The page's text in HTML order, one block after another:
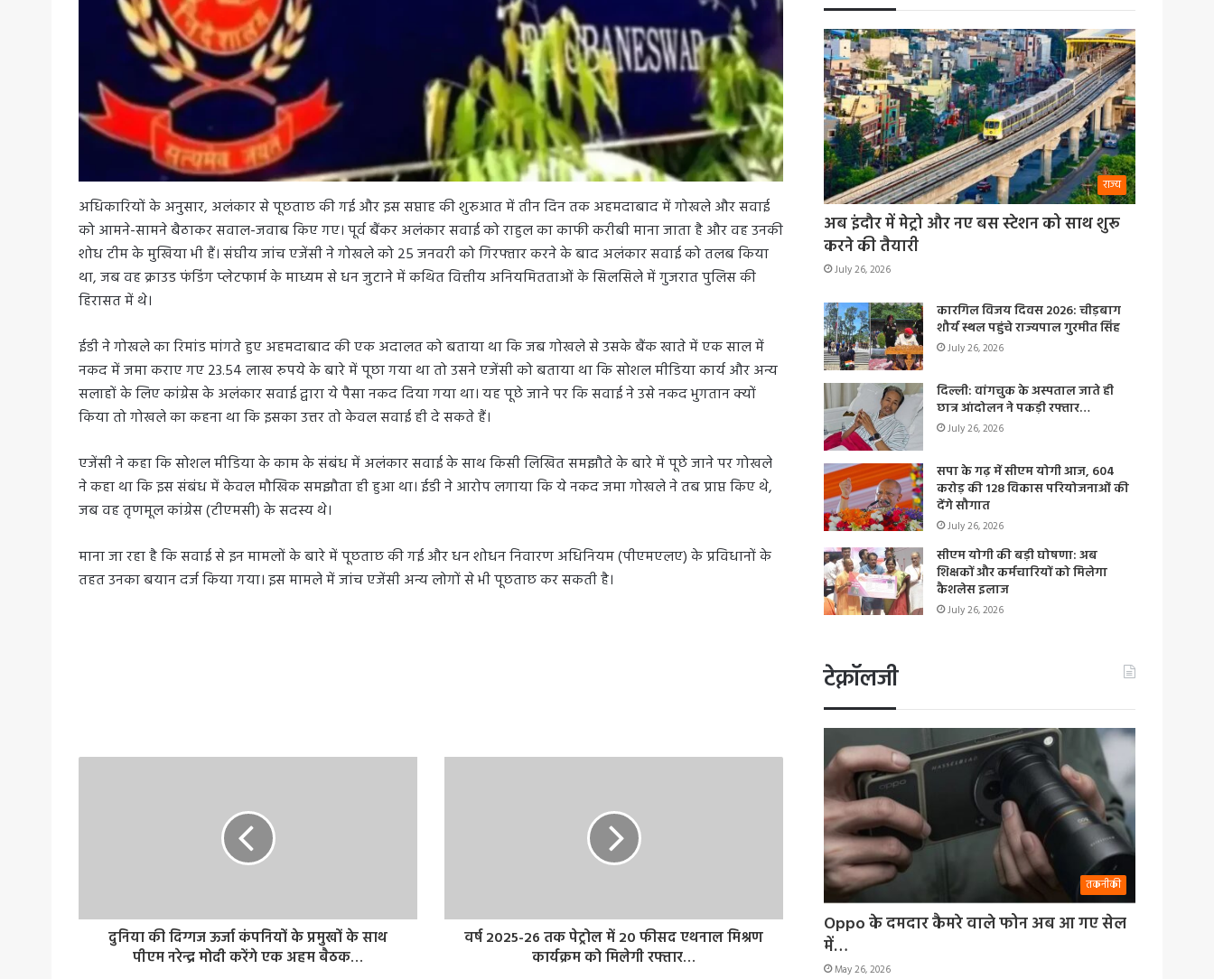
अधिकारियों के अनुसार, अलंकार से पूछताछ की गई और इस सप्ताह की शुरुआत में तीन दिन तक अहमदाबाद में गोखले और सवाई
को आमने-सामने बैठाकर सवाल-जवाब किए गए। पूर्व बैंकर अलंकार सवाई को राहुल का काफी करीबी माना जाता है और वह उनकी
शोध टीम के मुखिया भी हैं। संघीय जांच एजेंसी ने गोखले को 25 जनवरी को गिरफ्तार करने के बाद अलंकार सवाई को तलब किया
था, जब वह क्राउड फंडिंग प्लेटफार्म के माध्यम से धन जुटाने में कथित वित्तीय अनियमितताओं के सिलसिले में गुजरात पुलिस की
हिरासत में थे।
ईडी ने गोखले का रिमांड मांगते हुए अहमदाबाद की एक अदालत को बताया था कि जब गोखले से उसके बैंक खाते में एक साल में
नकद में जमा कराए गए 23.54 लाख रुपये के बारे में पूछा गया था तो उसने एजेंसी को बताया था कि सोशल मीडिया कार्य और अन्य
सलाहों के लिए कांग्रेस के अलंकार सवाई द्वारा ये पैसा नकद दिया गया था। यह पूछे जाने पर कि सवाई ने उसे नकद भुगतान क्यों
किया तो गोखले का कहना था कि इसका उत्तर तो केवल सवाई ही दे सकते हैं।
एजेंसी ने कहा कि सोशल मीडिया के काम के संबंध में अलंकार सवाई के साथ किसी लिखित समझौते के बारे में पूछे जाने पर गोखले
ने कहा था कि इस संबंध में केवल मौखिक समझौता ही हुआ था। ईडी ने आरोप लगाया कि ये नकद जमा गोखले ने तब प्राप्त किए थे,
जब वह तृणमूल कांग्रेस (टीएमसी) के सदस्य थे।
माना जा रहा है कि सवाई से इन मामलों के बारे में पूछताछ की गई और धन शोधन निवारण अधिनियम (पीएमएलए) के प्रविधानों के
तहत उनका बयान दर्ज किया गया। इस मामले में जांच एजेंसी अन्य लोगों से भी पूछताछ कर सकती है।
दुनिया की दिग्गज ऊर्जा कंपनियों के प्रमुखों के साथ
पीएम नरेन्द्र मोदी करेंगे एक अहम बैठक…
वर्ष 2025-26 तक पेट्रोल में 20 फीसद एथनाल मिश्रण
कार्यक्रम को मिलेगी रफ्तार…
राज्य
अब इंदौर में मेट्रो और नए बस स्टेशन को साथ शुरू
करने की तैयारी
July 26, 2026
कारगिल विजय दिवस 2026: चीड़बाग
शौर्य स्थल पहुंचे राज्यपाल गुरमीत सिंह
July 26, 2026
दिल्ली: वांगचुक के अस्पताल जाते ही
छात्र आंदोलन ने पकड़ी रफ्तार…
July 26, 2026
सपा के गढ़ में सीएम योगी आज, 604
करोड़ की 128 विकास परियोजनाओं की
देंगे सौगात
July 26, 2026
सीएम योगी की बड़ी घोषणा: अब
शिक्षकों और कर्मचारियों को मिलेगा
कैशलेस इलाज
July 26, 2026
टेक्नॉलजी
तकनीकी
Oppo के दमदार कैमरे वाले फोन अब आ गए सेल
में…
May 26, 2026